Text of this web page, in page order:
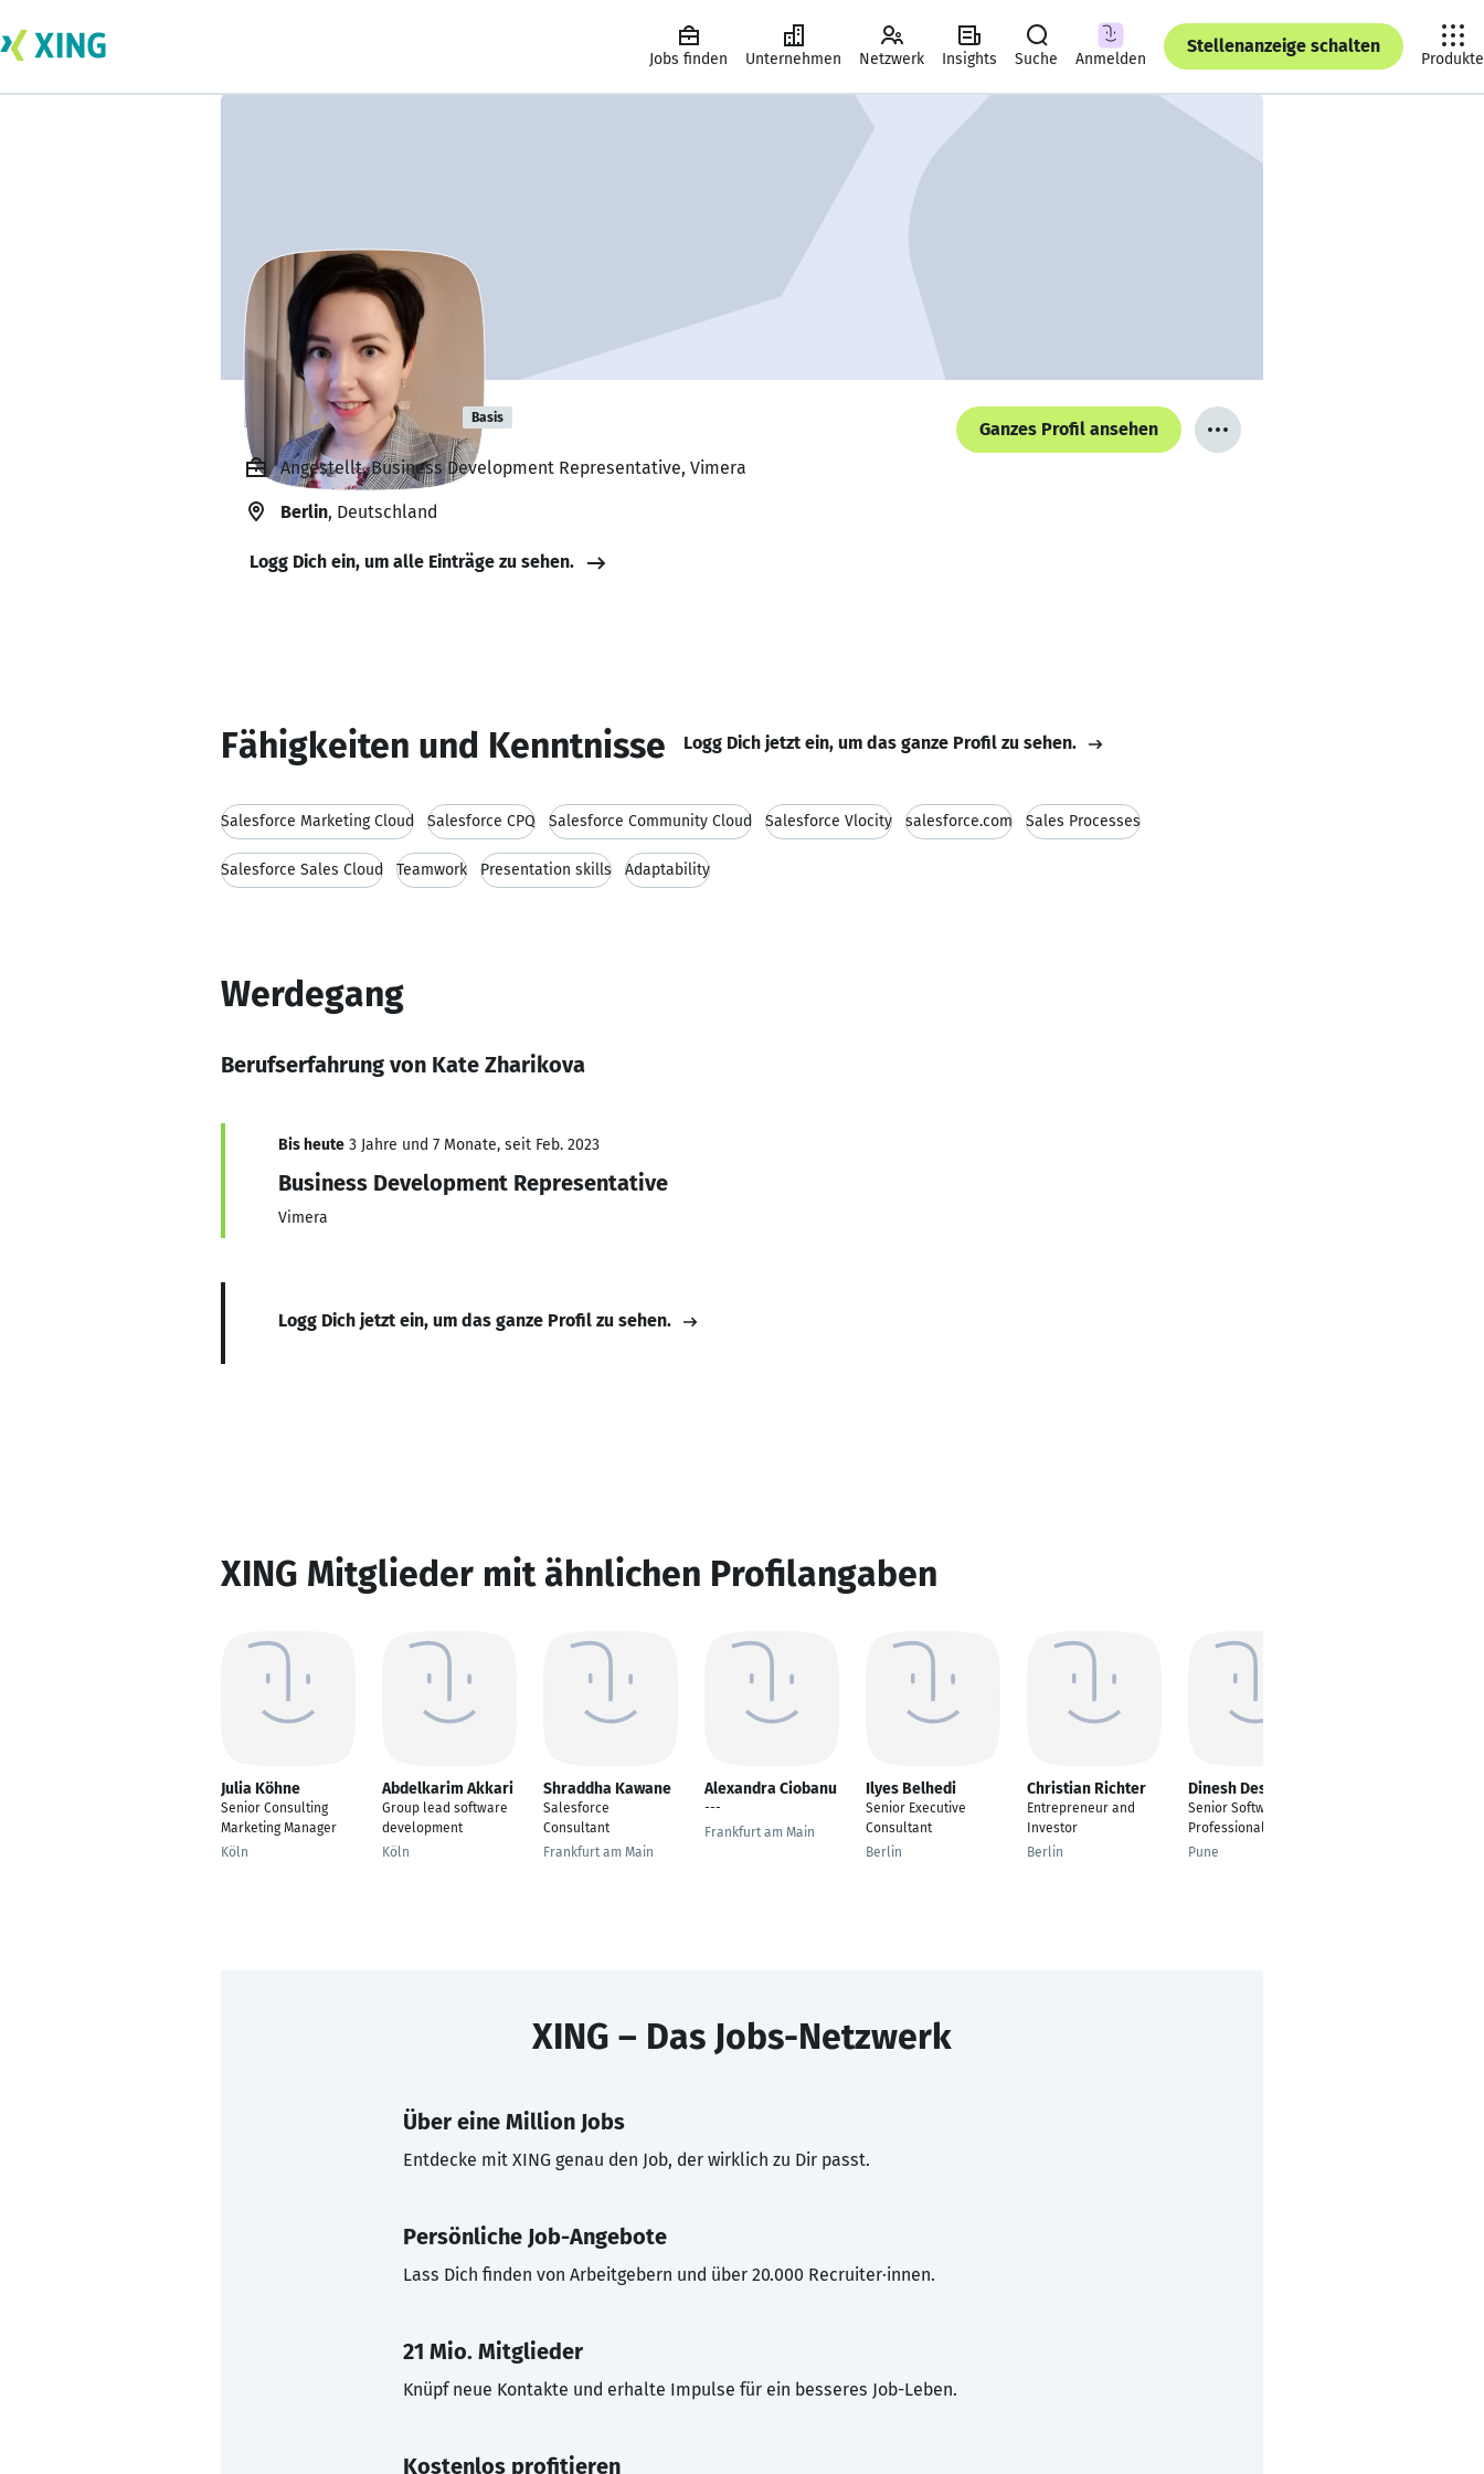
Jobs finden Unternehmen Netzwerk Insights Suche Anmelden
Stellenanzeige schalten
Produkte
Kate Zharikova Basis
Ganzes Profil ansehen
Angestellt, Business Development Representative, Vimera
Berlin, Deutschland
Logg Dich ein, um alle Einträge zu sehen.
Fähigkeiten und Kenntnisse Logg Dich jetzt ein, um das ganze Profil zu sehen.
Salesforce Marketing Cloud Salesforce CPQ Salesforce Community Cloud Salesforce Vlocity salesforce.com Sales Processes
Salesforce Sales Cloud Teamwork Presentation skills Adaptability
Werdegang
Berufserfahrung von Kate Zharikova
Bis heute 3 Jahre und 7 Monate, seit Feb. 2023
Business Development Representative
Vimera
Logg Dich jetzt ein, um das ganze Profil zu sehen.
XING Mitglieder mit ähnlichen Profilangaben
Julia Köhne
Senior Consulting
Marketing Manager
Köln
Abdelkarim Akkari
Group lead software
development
Köln
Shraddha Kawane
Salesforce
Consultant
Frankfurt am Main
Alexandra Ciobanu
---
Frankfurt am Main
Ilyes Belhedi
Senior Executive
Consultant
Berlin
Christian Richter
Entrepreneur and
Investor
Berlin
Dinesh Deshpande
Senior Software
Professional
Pune
XING – Das Jobs-Netzwerk
Über eine Million Jobs
Entdecke mit XING genau den Job, der wirklich zu Dir passt.
Persönliche Job-Angebote
Lass Dich finden von Arbeitgebern und über 20.000 Recruiter·innen.
21 Mio. Mitglieder
Knüpf neue Kontakte und erhalte Impulse für ein besseres Job-Leben.
Kostenlos profitieren